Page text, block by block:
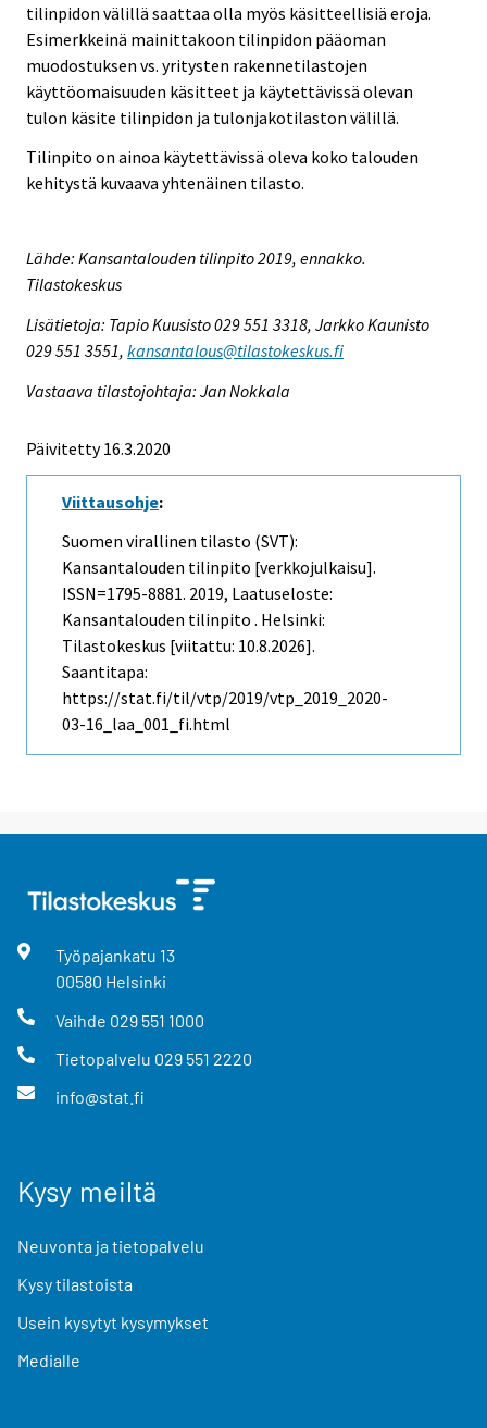
tilinpidon välillä saattaa olla myös käsitteellisiä eroja.
Esimerkkeinä mainittakoon tilinpidon pääoman
muodostuksen vs. yritysten rakennetilastojen
käyttöomaisuuden käsitteet ja käytettävissä olevan
tulon käsite tilinpidon ja tulonjakotilaston välillä.
Tilinpito on ainoa käytettävissä oleva koko talouden
kehitystä kuvaava yhtenäinen tilasto.
Lähde: Kansantalouden tilinpito 2019, ennakko.
Tilastokeskus
Lisätietoja: Tapio Kuusisto 029 551 3318, Jarkko Kaunisto
029 551 3551, kansantalous@tilastokeskus.fi
Vastaava tilastojohtaja: Jan Nokkala
Päivitetty 16.3.2020
Viittausohje:
Suomen virallinen tilasto (SVT):
Kansantalouden tilinpito [verkkojulkaisu].
ISSN=1795-8881. 2019, Laatuseloste:
Kansantalouden tilinpito . Helsinki:
Tilastokeskus [viitattu: 10.8.2026].
Saantitapa:
https://stat.fi/til/vtp/2019/vtp_2019_2020-
03-16_laa_001_fi.html
Työpajankatu 13
00580 Helsinki
Vaihde 029 551 1000
Tietopalvelu 029 551 2220
info@stat.fi
Kysy meiltä
Neuvonta ja tietopalvelu
Kysy tilastoista
Usein kysytyt kysymykset
Medialle